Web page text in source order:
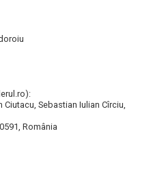
Sebastian Iulian Cîrciu,
România